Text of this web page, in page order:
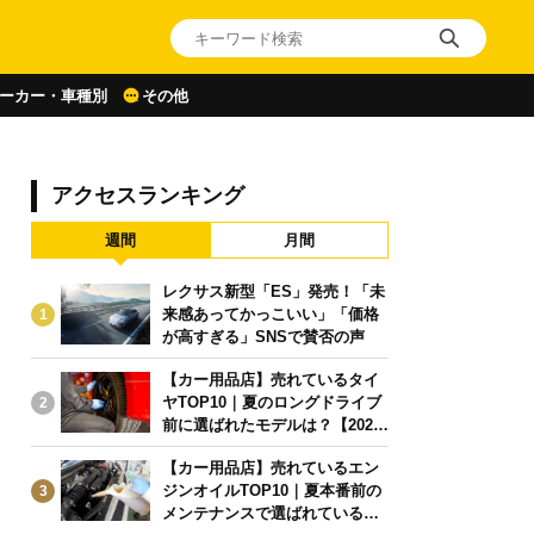
カー・車種別 その他
アクセスランキング
週間 月間
1
レクサス新型「ES」発売！「未
来感あってかっこいい」「価格
が高すぎる」SNSで賛否の声
2
【カー用品店】売れているタイ
ヤTOP10｜夏のロングドライブ
前に選ばれたモデルは？【2026
年6月版】
3
【カー用品店】売れているエン
ジンオイルTOP10｜夏本番前の
メンテナンスで選ばれている人